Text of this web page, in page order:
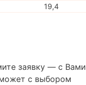
19,4
заявку — с Вами
с выбором